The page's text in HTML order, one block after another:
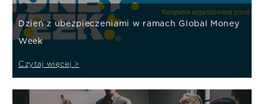
Dzień z ubezpieczeniami w ramach Global Money
Week
Czytaj więcej >